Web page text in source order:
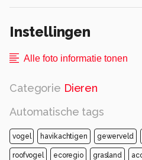
Instellingen
Alle foto informatie tonen
Categorie Dieren
Automatische tags
vogel havikachtigen gewerveld
roofvogel ecoregio grasland